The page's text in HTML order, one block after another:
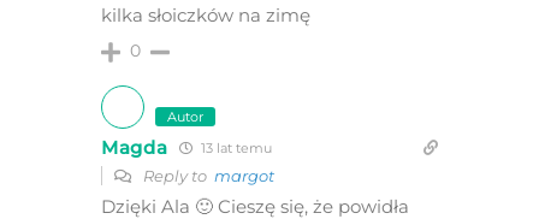
kilka słoiczków na zimę
0
Autor
Magda 13 lat temu
Reply to margot
Dzięki Ala 🙂 Cieszę się, że powidła